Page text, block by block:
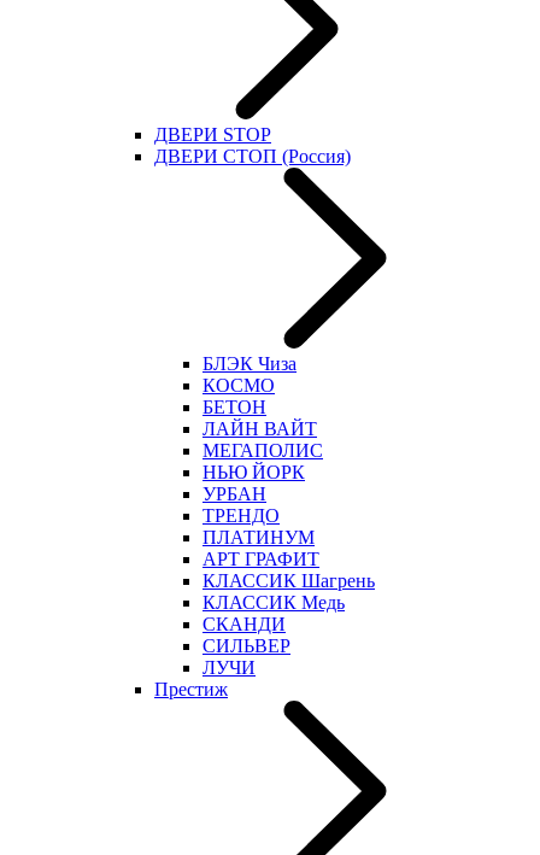
ДВЕРИ STOP
ДВЕРИ СТОП (Россия)
БЛЭК Чиза
КОСМО
БЕТОН
ЛАЙН ВАЙТ
МЕГАПОЛИС
НЬЮ ЙОРК
УРБАН
ТРЕНДО
ПЛАТИНУМ
АРТ ГРАФИТ
КЛАССИК Шагрень
КЛАССИК Медь
СКАНДИ
СИЛЬВЕР
ЛУЧИ
Престиж